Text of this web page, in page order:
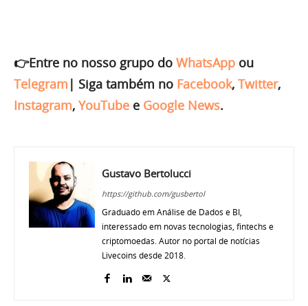
👉Entre no nosso grupo do WhatsApp ou
Telegram | Siga também no Facebook, Twitter,
Instagram, YouTube e Google News.
Gustavo Bertolucci
https://github.com/gusbertol
Graduado em Análise de Dados e BI,
interessado em novas tecnologias, fintechs e
criptomoedas. Autor no portal de notícias
Livecoins desde 2018.